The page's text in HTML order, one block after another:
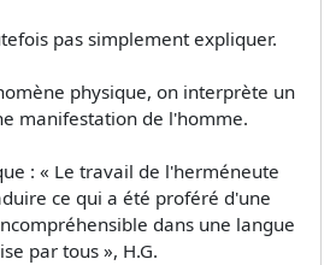
pas simplement expliquer.
physique, on interprète un
manifestation de l'homme.
: « Le travail de l'herméneute
ce qui a été proféré d'une
dans une langue
par tous », H.G.